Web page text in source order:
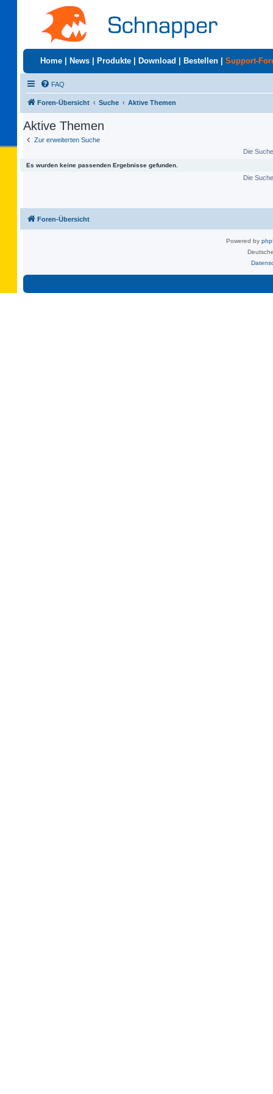
Home News Produkte Download Bestellen Support-
FAQ
Foren-Übersicht Suche Aktive Themen
Aktive Themen
Zur erweiterten Suche
Die
Es wurden keine passenden Ergebnisse gefunden.
Die
Foren-Übersicht
Powered by